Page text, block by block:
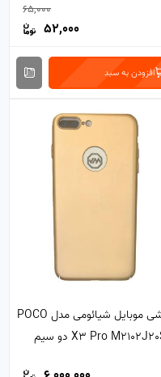
65,000
52,000
افزودن به سبد
گوشی موبایل شیائومی مدل POCO
X3 Pro M2102J20SG دو سیم‌